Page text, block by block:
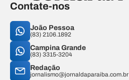
Contate-nos
João Pessoa
(83) 2106.1892
Campina Grande
(83) 3315-3204
Redação
jornalismo@jornaldaparaiba.com.br